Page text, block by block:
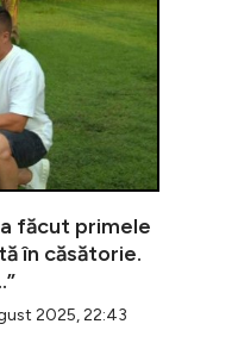
făcut primele
în căsătorie.
2025, 22:43